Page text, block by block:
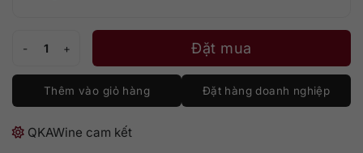
Château de Tabuteau Lussac Saint-Émilion số lượng
Đặt mua
Thêm vào giỏ hàng Đặt hàng doanh nghiệp
QKAWine cam kết